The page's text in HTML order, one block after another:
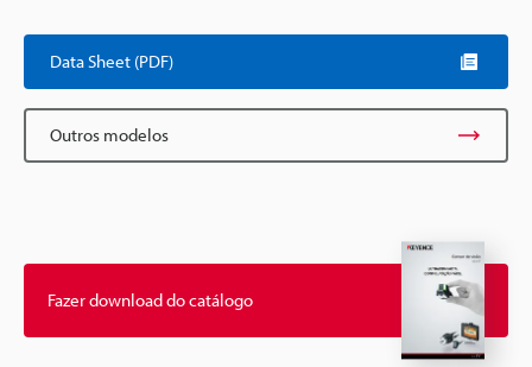
Data Sheet (PDF)
Outros modelos
Fazer download do catálogo